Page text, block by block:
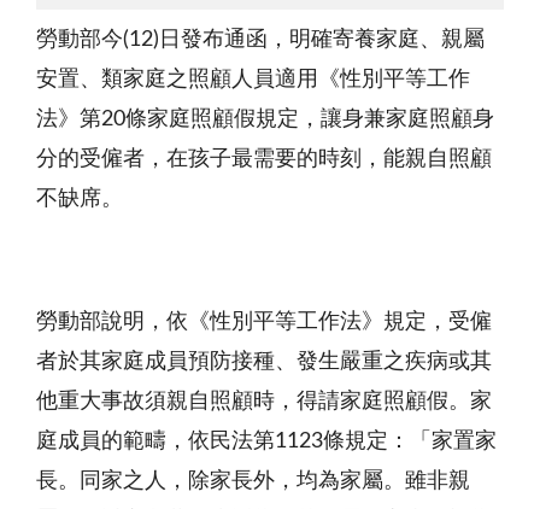
勞動部今(12)日發布通函，明確寄養家庭、親屬
安置、類家庭之照顧人員適用《性別平等工作
法》第20條家庭照顧假規定，讓身兼家庭照顧身
分的受僱者，在孩子最需要的時刻，能親自照顧
不缺席。
勞動部說明，依《性別平等工作法》規定，受僱
者於其家庭成員預防接種、發生嚴重之疾病或其
他重大事故須親自照顧時，得請家庭照顧假。家
庭成員的範疇，依民法第1123條規定：「家置家
長。同家之人，除家長外，均為家屬。雖非親